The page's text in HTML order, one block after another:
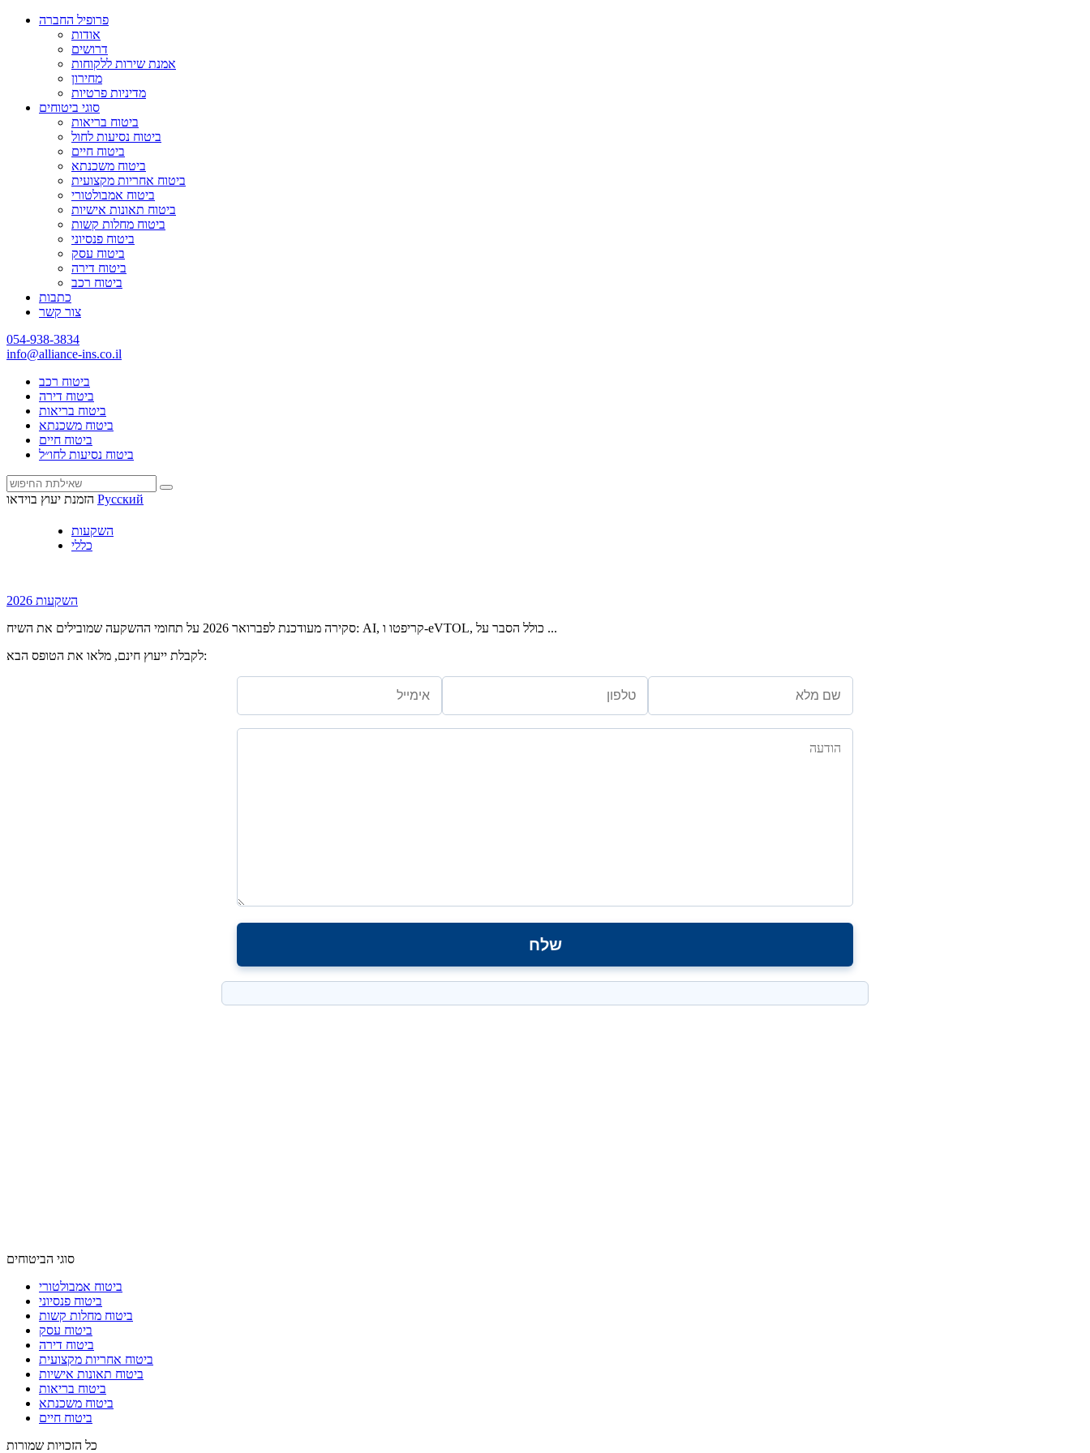
פרופיל החברה
אודות
דרושים
אמנת שירות ללקוחות
מחירון
מדיניות פרטיות
סוגי ביטוחים
ביטוח בריאות
ביטוח נסיעות לחול
ביטוח חיים
ביטוח משכנתא
ביטוח אחריות מקצועית
ביטוח אמבולטורי
ביטוח תאונות אישיות
ביטוח מחלות קשות
ביטוח פנסיוני
ביטוח עסק
ביטוח דירה
ביטוח רכב
כתבות
צור קשר
054-938-3834
info@alliance-ins.co.il
ביטוח רכב
ביטוח דירה
ביטוח בריאות
ביטוח משכנתא
ביטוח חיים
ביטוח נסיעות לחו״ל
הזמנת יעוץ בוידאו Русский
השקעות
כללי
השקעות 2026
סקירה מעודכנת לפברואר 2026 על תחומי ההשקעה שמובילים את השיח: AI, קריפטו ו-eVTOL, כולל הסבר על ...
לקבלת ייעוץ חינם, מלאו את הטופס הבא:
סוגי הביטוחים
ביטוח אמבולטורי
ביטוח פנסיוני
ביטוח מחלות קשות
ביטוח עסק
ביטוח דירה
ביטוח אחריות מקצועית
ביטוח תאונות אישיות
ביטוח בריאות
ביטוח משכנתא
ביטוח חיים
כל הזכויות שמורות